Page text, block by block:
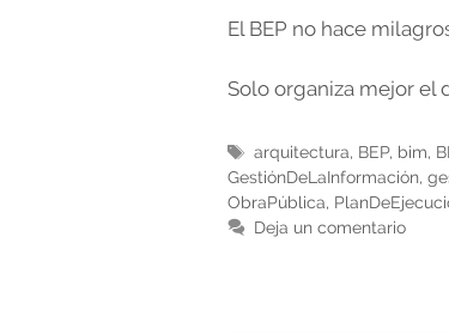
El BEP no hace
Solo organiza mejor el
Etiquetas
arquitectura, BEP, bim,
GestiónDeLaInformación,
ObraPública,
Deja un comentario